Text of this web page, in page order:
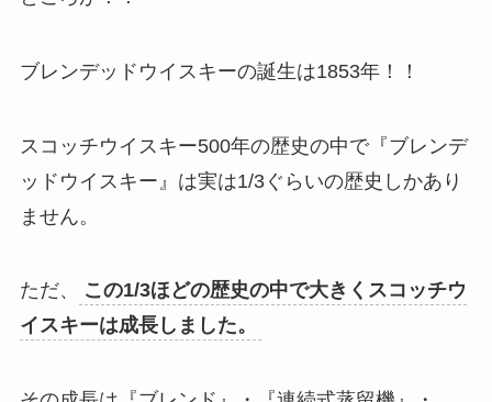
ブレンデッドウイスキーの誕生は1853年！！
スコッチウイスキー500年の歴史の中で『ブレンデ
ッドウイスキー』は実は1/3ぐらいの歴史しかあり
ません。
ただ、
この1/3ほどの歴史の中で大きくスコッチウ
イスキーは成長しました。